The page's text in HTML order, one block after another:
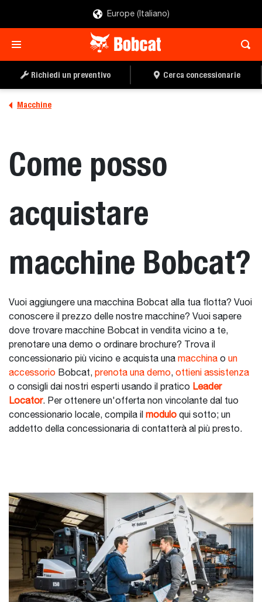
Europe (Italiano)
Richiedi un preventivo Cerca concessionarie
Macchine
Come posso
acquistare
macchine Bobcat?
Vuoi aggiungere una macchina Bobcat alla tua flotta? Vuoi
conoscere il prezzo delle nostre macchine? Vuoi sapere
dove trovare macchine Bobcat in vendita vicino a te,
prenotare una demo o ordinare brochure? Trova il
concessionario più vicino e acquista una macchina o un
accessorio Bobcat, prenota una demo, ottieni assistenza
o consigli dai nostri esperti usando il pratico Leader
Locator. Per ottenere un'offerta non vincolante dal tuo
concessionario locale, compila il modulo qui sotto; un
addetto della concessionaria di contatterà al più presto.